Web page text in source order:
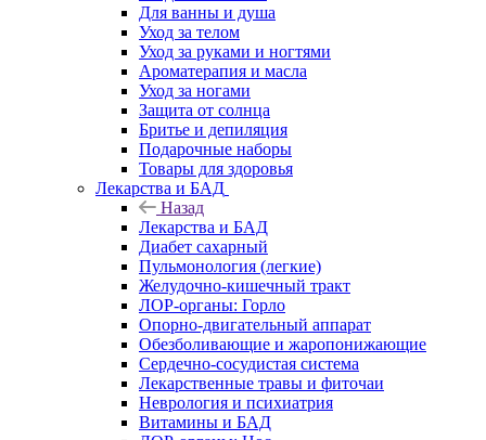
Для ванны и душа
Уход за телом
Уход за руками и ногтями
Ароматерапия и масла
Уход за ногами
Защита от солнца
Бритье и депиляция
Подарочные наборы
Товары для здоровья
Лекарства и БАД
Назад
Лекарства и БАД
Диабет сахарный
Пульмонология (легкие)
Желудочно-кишечный тракт
ЛОР-органы: Горло
Опорно-двигательный аппарат
Обезболивающие и жаропонижающие
Сердечно-сосудистая система
Лекарственные травы и фиточаи
Неврология и психиатрия
Витамины и БАД